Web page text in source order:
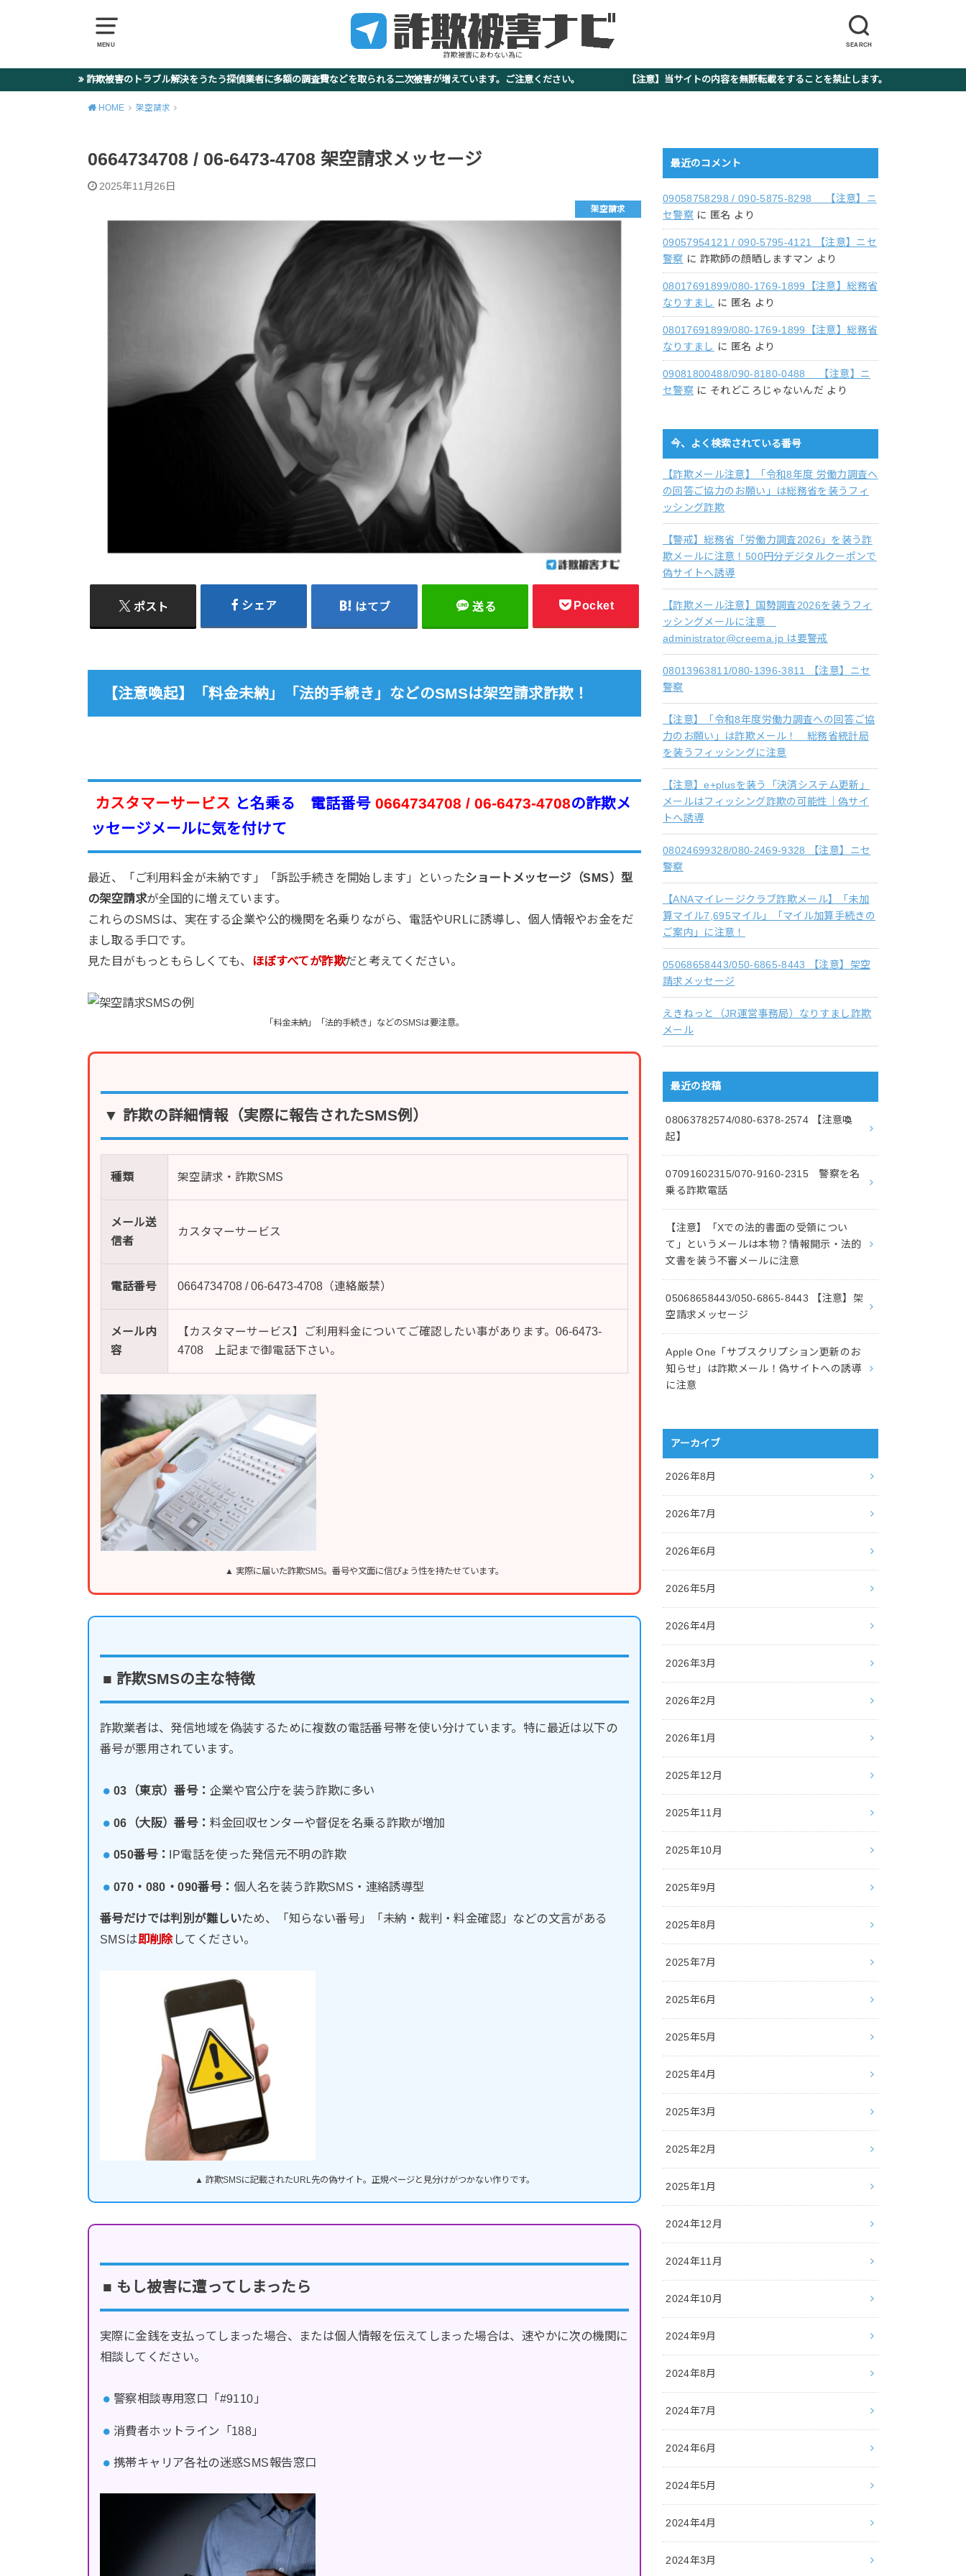
MENU SEARCH
詐欺被害にあわない為に
詐欺被害のトラブル解決をうたう探偵業者に多額の調査費などを取られる二次被害が増えています。ご注意ください。 【注意】当サイトの内容を無断転載をすることを禁止します。
HOME 架空請求
0664734708 / 06-6473-4708 架空請求メッセージ
2025年11月26日
架空請求
ポスト シェア はてブ 送る Pocket
【注意喚起】「料金未納」「法的手続き」などのSMSは架空請求詐欺！
カスタマーサービス と名乗る 電話番号 0664734708 / 06-6473-4708の詐欺メ
ッセージメールに気を付けて
最近、「ご利用料金が未納です」「訴訟手続きを開始します」といったショートメッセージ（SMS）型
の架空請求が全国的に増えています。
これらのSMSは、実在する企業や公的機関を名乗りながら、電話やURLに誘導し、個人情報やお金をだ
まし取る手口です。
見た目がもっともらしくても、
ほぼすべてが詐欺だと考えてください。
「料金未納」「法的手続き」などのSMSは要注意。
▼ 詐欺の詳細情報（実際に報告されたSMS例）
種類 架空請求・詐欺SMS
メール送
信者
カスタマーサービス
電話番号 0664734708 / 06-6473-4708（連絡厳禁）
メール内
容
【カスタマーサービス】ご利用料金についてご確認したい事があります。06-6473-
4708 上記まで御電話下さい。
▲ 実際に届いた詐欺SMS。番号や文面に信ぴょう性を持たせています。
■ 詐欺SMSの主な特徴
詐欺業者は、発信地域を偽装するために複数の電話番号帯を使い分けています。特に最近は以下の
番号が悪用されています。
03（東京）番号： 企業や官公庁を装う詐欺に多い
06（大阪）番号： 料金回収センターや督促を名乗る詐欺が増加
050番号： IP電話を使った発信元不明の詐欺
070・080・090番号： 個人名を装う詐欺SMS・連絡誘導型
番号だけでは判別が難しいため、「知らない番号」「未納・裁判・料金確認」などの文言がある
SMSは即削除してください。
▲ 詐欺SMSに記載されたURL先の偽サイト。正規ページと見分けがつかない作りです。
■ もし被害に遭ってしまったら
実際に金銭を支払ってしまった場合、または個人情報を伝えてしまった場合は、速やかに次の機関に
相談してください。
警察相談専用窓口「#9110」
消費者ホットライン「188」
携帯キャリア各社の迷惑SMS報告窓口
最近のコメント
09058758298 / 090-5875-8298 【注意】ニ
セ警察 に 匿名 より
09057954121 / 090-5795-4121 【注意】ニセ
警察 に 詐欺師の顔晒しますマン より
08017691899/080-1769-1899【注意】総務省
なりすまし に 匿名 より
08017691899/080-1769-1899【注意】総務省
なりすまし に 匿名 より
09081800488/090-8180-0488 【注意】ニ
セ警察 に それどころじゃないんだ より
今、よく検索されている番号
【詐欺メール注意】「令和8年度 労働力調査へ
の回答ご協力のお願い」は総務省を装うフィ
ッシング詐欺
【警戒】総務省「労働力調査2026」を装う詐
欺メールに注意！500円分デジタルクーポンで
偽サイトへ誘導
【詐欺メール注意】国勢調査2026を装うフィ
ッシングメールに注意
administrator@creema.jp は要警戒
08013963811/080-1396-3811 【注意】ニセ
警察
【注意】「令和8年度労働力調査への回答ご協
力のお願い」は詐欺メール！ 総務省統計局
を装うフィッシングに注意
【注意】e+plusを装う「決済システム更新」
メールはフィッシング詐欺の可能性｜偽サイ
トへ誘導
08024699328/080-2469-9328 【注意】ニセ
警察
【ANAマイレージクラブ詐欺メール】「未加
算マイル7,695マイル」「マイル加算手続きの
ご案内」に注意！
05068658443/050-6865-8443 【注意】架空
請求メッセージ
えきねっと（JR運営事務局）なりすまし詐欺
メール
最近の投稿
08063782574/080-6378-2574 【注意喚
起】
07091602315/070-9160-2315 警察を名
乗る詐欺電話
【注意】「Xでの法的書面の受領につい
て」というメールは本物？情報開示・法的
文書を装う不審メールに注意
05068658443/050-6865-8443 【注意】架
空請求メッセージ
Apple One「サブスクリプション更新のお
知らせ」は詐欺メール！偽サイトへの誘導
に注意
アーカイブ
2026年8月
2026年7月
2026年6月
2026年5月
2026年4月
2026年3月
2026年2月
2026年1月
2025年12月
2025年11月
2025年10月
2025年9月
2025年8月
2025年7月
2025年6月
2025年5月
2025年4月
2025年3月
2025年2月
2025年1月
2024年12月
2024年11月
2024年10月
2024年9月
2024年8月
2024年7月
2024年6月
2024年5月
2024年4月
2024年3月